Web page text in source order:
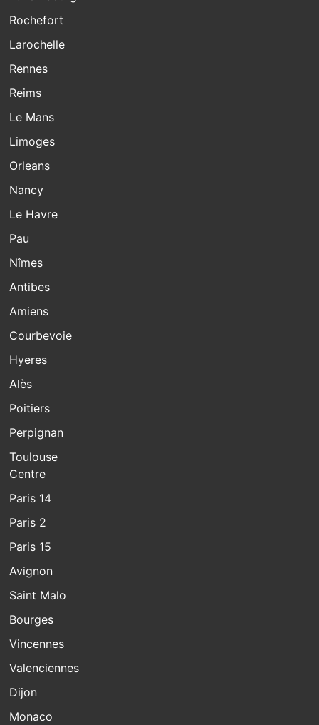
Rochefort
Larochelle
Rennes
Reims
Le Mans
Limoges
Orleans
Nancy
Le Havre
Pau
Nîmes
Antibes
Amiens
Courbevoie
Hyeres
Alès
Poitiers
Perpignan
Toulouse
Centre
Paris 14
Paris 2
Paris 15
Avignon
Saint Malo
Bourges
Vincennes
Valenciennes
Dijon
Monaco